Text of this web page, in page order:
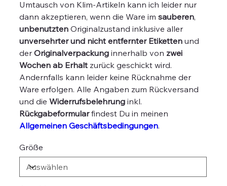
Umtausch von Klim-Artikeln kann ich leider nur
dann akzeptieren, wenn die Ware imsauberen,
unbenutzten Originalzustand inklusive aller
unversehrter und nicht entfernter Etiketten und
derOriginalverpackung innerhalb von zwei
Wochen ab Erhalt zurück geschickt wird.
Andernfalls kann leider keine Rücknahme der
Ware erfolgen. Alle Angaben zum Rückversand
und dieWiderrufsbelehrung inkl.
Rückgabeformularfindest Du in meinen
Allgemeinen Geschäftsbedingungen.
Größe